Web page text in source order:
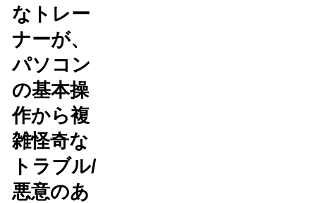
なトレー
ナーが、
パソコン
の基本操
作から複
雑怪奇な
トラブル/
悪意のあ